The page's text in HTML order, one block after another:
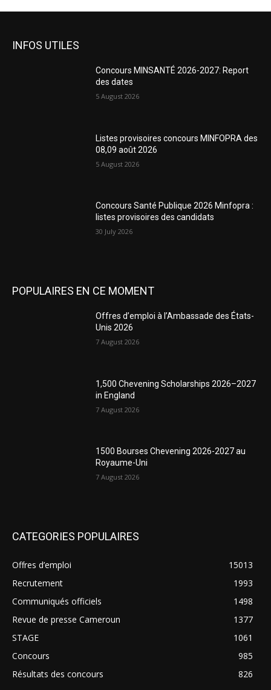
INFOS UTILES
Concours MINSANTÉ 2026-2027: Report
des dates
5 August 2026
Listes provisoires concours MINFOPRA des
08,09 août 2026
5 August 2026
Concours Santé Publique 2026 Minfopra :
listes provisoires des candidats
30 July 2026
POPULAIRES EN CE MOMENT
Offres d’emploi à l’Ambassade des États-
Unis 2026
7 August 2026
1,500 Chevening Scholarships 2026–2027
in England
7 August 2026
1500 Bourses Chevening 2026-2027 au
Royaume-Uni
7 August 2026
CATEGORIES POPULAIRES
Offres d’emploi
15013
Recrutement
1993
Communiqués officiels
1498
Revue de presse Cameroun
1377
STAGE
1061
Concours
985
Résultats des concours
826